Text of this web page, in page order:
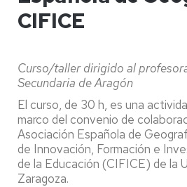
CIFICE
Curso/taller dirigido al
Secundaria de Aragón
El curso, de 30 h, es una
marco del convenio de
Asociación Española de
de Innovación, Formación e
de la Educación (CIFICE) de la
Zaragoza.